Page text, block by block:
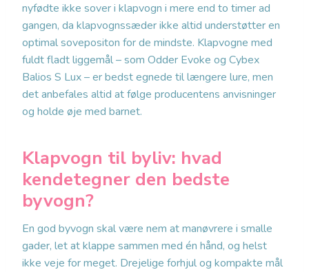
nyfødte ikke sover i klapvogn i mere end to timer ad
gangen, da klapvognssæder ikke altid understøtter en
optimal sovepositon for de mindste. Klapvogne med
fuldt fladt liggemål – som Odder Evoke og Cybex
Balios S Lux – er bedst egnede til længere lure, men
det anbefales altid at følge producentens anvisninger
og holde øje med barnet.
Klapvogn til byliv: hvad
kendetegner den bedste
byvogn?
En god byvogn skal være nem at manøvrere i smalle
gader, let at klappe sammen med én hånd, og helst
ikke veje for meget. Drejelige forhjul og kompakte mål